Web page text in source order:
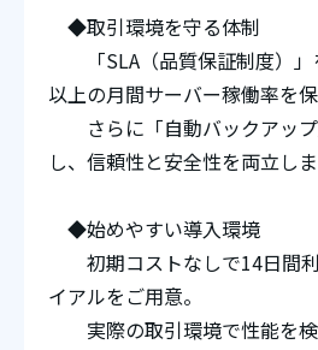
◆取引環境を守る体制
「SLA（品質保証制度）」
以上の月間サーバー稼働率を保
さらに「自動バックアップ
し、信頼性と安全性を両立しま
◆始めやすい導入環境
初期コストなしで14日間利
イアルをご用意。
実際の取引環境で性能を検